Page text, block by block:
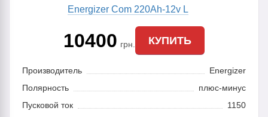
Energizer Com 220Ah-12v L
10400 грн. КУПИТЬ
Производитель
Energizer
Полярность
плюс-минус
Пусковой ток
1150